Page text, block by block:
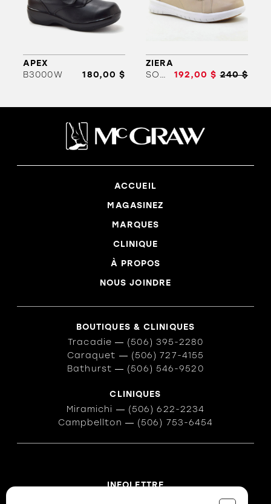
APEX
B3000W
180,00 $
ZIERA
SOLAR-ZR
192,00 $ 240 $
ACCUEIL
MAGASINEZ
MARQUES
CLINIQUE
À PROPOS
NOUS JOINDRE
BOUTIQUES & CLINIQUES
Tracadie ― (506) 395-2280
Caraquet ― (506) 727-4155
Bathurst ― (506) 546-9520
CLINIQUES
Miramichi ― (506) 622-2234
Campbellton ― (506) 753-6454
INFOLETTRE